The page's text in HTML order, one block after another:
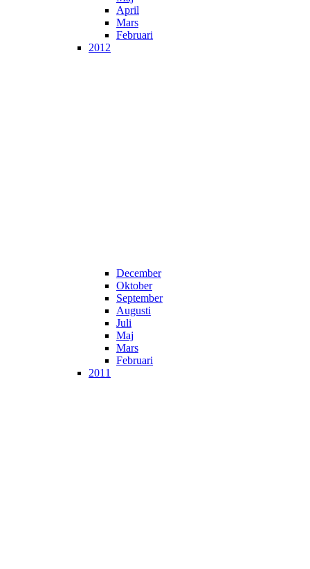
April
Mars
Februari
2012
December
Oktober
September
Augusti
Juli
Maj
Mars
Februari
2011